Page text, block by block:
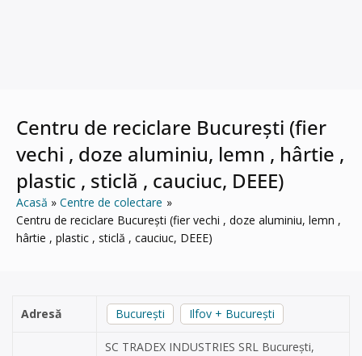
Centru de reciclare București (fier
vechi , doze aluminiu, lemn , hârtie ,
plastic , sticlă , cauciuc, DEEE)
Acasă
Centre de colectare
Centru de reciclare București (fier vechi , doze aluminiu, lemn ,
hârtie , plastic , sticlă , cauciuc, DEEE)
Adresă București Ilfov + București
SC TRADEX INDUSTRIES SRL București,